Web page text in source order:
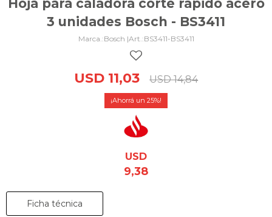
Hoja para caladora corte rápido acero
3 unidades Bosch - BS3411
Bosch | BS3411-BS3411
USD 11,03 USD 14,84
25
USD
9,38
Ficha técnica